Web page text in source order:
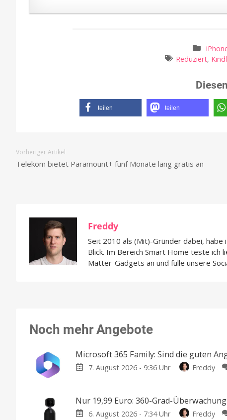
Reduziert,
teilen teilen
Vorheriger Artikel
Telekom bietet Paramount+ fünf Monate lang gratis an
Freddy
Seit 2010 als (Mit)-Gründer dabei, habe
Blick. Im Bereich Smart Home teste ich
Matter-Gadgets an und fülle unsere
Noch mehr Angebote
Microsoft 365 Family: Sind die guten
7. August 2026 - 9:36 Uhr Freddy
Nur 19,99 Euro: 360-Grad-
6. August 2026 - 7:34 Uhr Freddy